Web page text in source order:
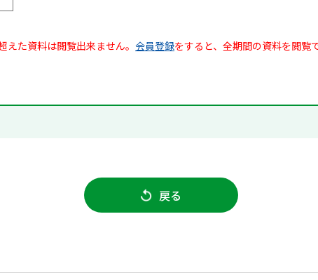
た資料は閲覧出来ません。 会員登録をすると、全期間の資料を閲覧
戻る